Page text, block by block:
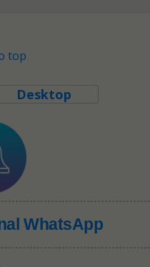
top
Desktop
WhatsApp